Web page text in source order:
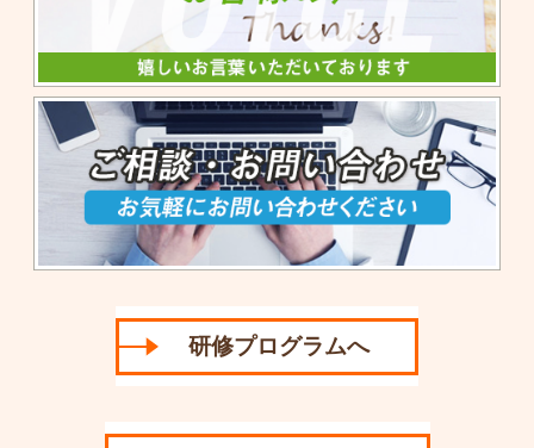
研修プログラムへ